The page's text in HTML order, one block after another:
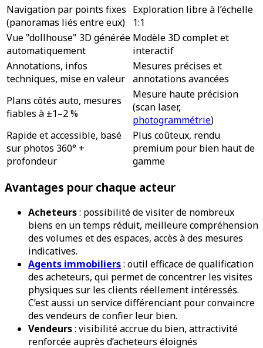
Navigation par points fixes
(panoramas liés entre eux)
Exploration libre à l’échelle
1:1
Vue "dollhouse" 3D générée
automatiquement
Modèle 3D complet et
interactif
Annotations, infos
techniques, mise en valeur
Mesures précises et
annotations avancées
Plans côtés auto, mesures
fiables à ±1–2 %
Mesure haute précision
(scan laser,
photogrammétrie)
Rapide et accessible, basé
sur photos 360° +
profondeur
Plus coûteux, rendu
premium pour bien haut de
gamme
Avantages pour chaque acteur
Acheteurs: possibilité de visiter de nombreux
biens en un temps réduit, meilleure compréhension
des volumes et des espaces, accès à des mesures
indicatives.
Agents immobiliers: outil efficace de qualification
des acheteurs, qui permet de concentrer les visites
physiques sur les clients réellement intéressés.
C’est aussi un service différenciant pour convaincre
des vendeurs de confier leur bien.
Vendeurs: visibilité accrue du bien, attractivité
renforcée auprès d’acheteurs éloignés